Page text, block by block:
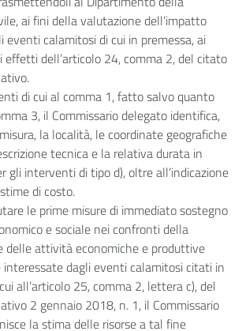
ai fini della valutazione dell’impatto
calamitosi di cui in premessa, ai
effetti dell’articolo 24, comma 2, del citato
di cui al comma 1, fatto salvo quanto
3, il Commissario delegato identifica,
la località, le coordinate geografiche
tecnica e la relativa durata in
gli interventi di tipo d), oltre all’indicazione
di costo.
le prime misure di immediato sostegno
e sociale nei confronti della
delle attività economiche e produttive
dagli eventi calamitosi citati in
all’articolo 25, comma 2, lettera c), del
2 gennaio 2018, n. 1, il Commissario
la stima delle risorse a tal fine